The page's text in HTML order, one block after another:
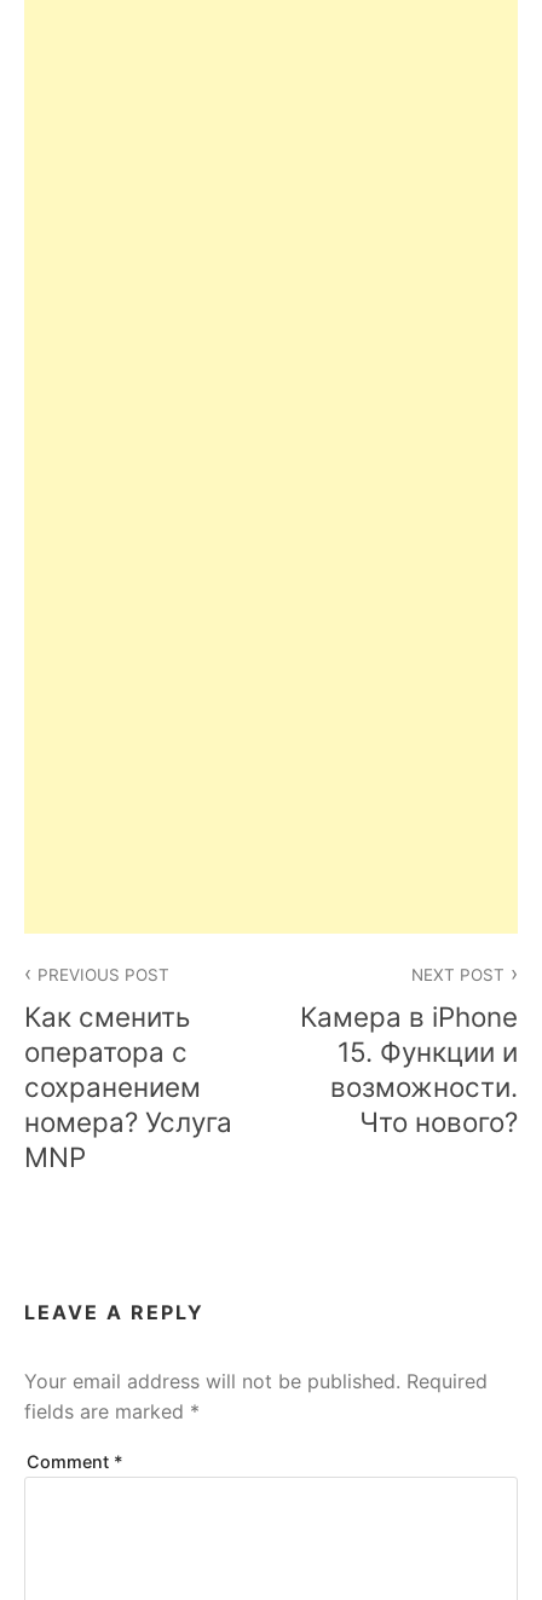
navigation
PREVIOUS POST
Как сменить
оператора с
сохранением
номера? Услуга
MNP
NEXT POST
Камера в iPhone
15. Функции и
возможности.
Что нового?
LEAVE A REPLY
Your email address will not be published. Required
fields are marked *
Comment *